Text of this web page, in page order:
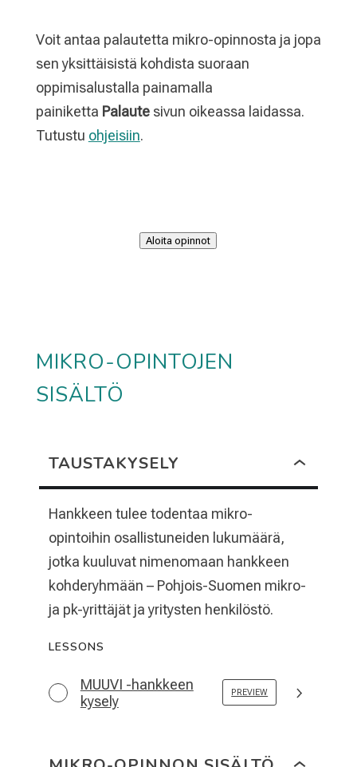
Voit antaa palautetta mikro-opinnosta ja jopa
sen yksittäisistä kohdista suoraan
oppimisalustalla painamalla
painiketta Palautesivun oikeassa laidassa.
Tutustu ohjeisiin.
Aloita opinnot
MIKRO-OPINTOJEN
SISÄLTÖ
TAUSTAKYSELY Taustakysely
Hankkeen tulee todentaa mikro-
opintoihin osallistuneiden lukumäärä,
jotka kuuluvat nimenomaan hankkeen
kohderyhmään – Pohjois-Suomen mikro-
ja pk-yrittäjät ja yritysten henkilöstö.
LESSONS
MUUVI -hankkeen
kysely
PREVIEW